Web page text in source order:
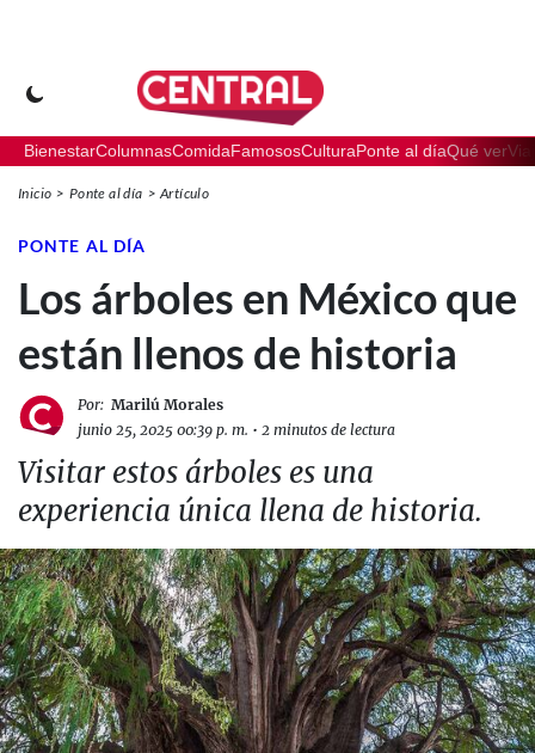
BienestarColumnasComidaFamososCulturaPonte al díaQué ver
Inicio Ponte al día Artículo
PONTE AL DÍA
Los árboles en México que
están llenos de historia
Por: Marilú Morales
junio 25, 2025 00:39 p. m. • 2 minutos de lectura
Visitar estos árboles es una
experiencia única llena de historia.